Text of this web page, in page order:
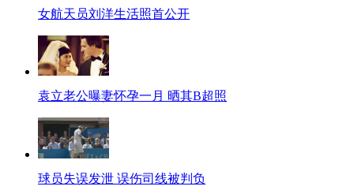
女航天员刘洋生活照首公开
袁立老公曝妻怀孕一月 晒其B超照
球员失误发泄 误伤司线被判负